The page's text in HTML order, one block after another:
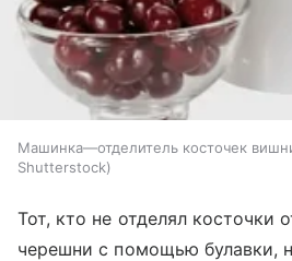
Машинка—отделитель косточек
Shutterstock
Тот, кто не отделял косточки
черешни с помощью булавки,